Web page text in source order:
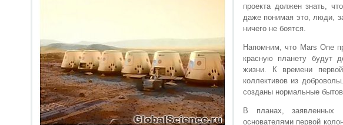
проекта должен знать,
даже понимая это, люди,
ничего не боятся.
Напомним, что Mars One
красную планету будут
жизни. К времени
коллективов из
созданы нормальные
В планах, заявленных
основателями первой